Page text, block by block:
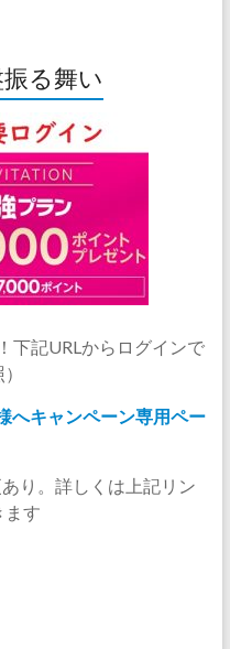
る舞い
下記URLからログインで
へキャンペーン専用ペー
り。詳しくは上記リン
ます